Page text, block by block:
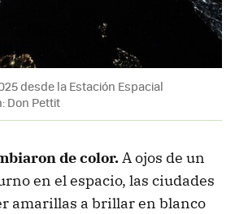
desde la Estación Espacial
Don Pettit
de color.A ojos de un
en el espacio, las ciudades
amarillas a brillar en blanco